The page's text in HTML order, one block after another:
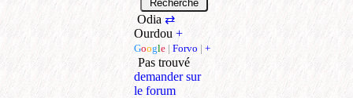
Odia ⇄
Ourdou +
Google | Forvo | +
Pas trouvé
demander sur
le forum